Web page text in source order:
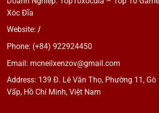
Xóc Đĩa
Website: /
Phone: (+84) 922924450
Email: mcneilxenzov@gmail.com
Address: 139 Đ. Lê Văn Thọ, Phường 11, Gò
Vấp, Hồ Chí Minh, Việt Nam